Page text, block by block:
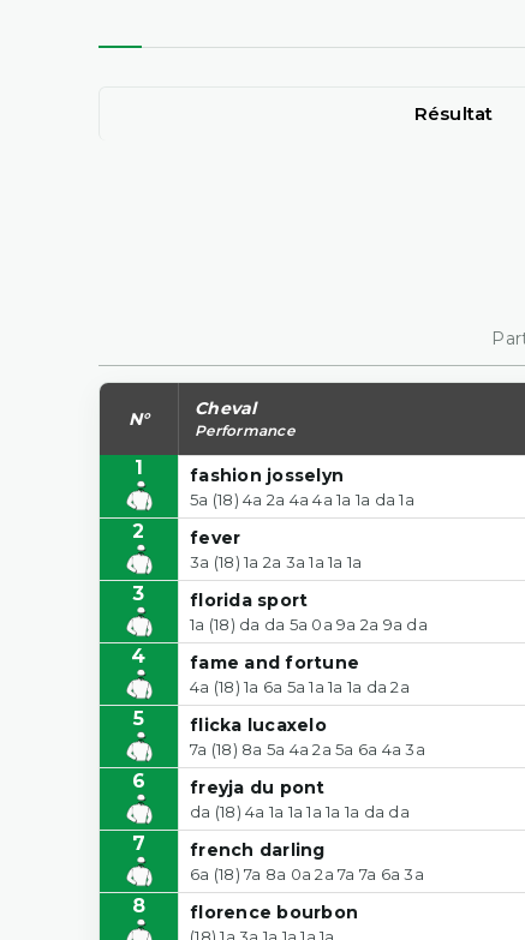
Résultat
N° Cheval
Performance
1 fashion josselyn
5a (18) 4a 2a 4a 4a 1a 1a da 1a
2 fever
3a (18) 1a 2a 3a 1a 1a 1a
3 florida sport
1a (18) da da 5a 0a 9a 2a 9a da
4 fame and fortune
4a (18) 1a 6a 5a 1a 1a 1a da 2a
5 flicka lucaxelo
7a (18) 8a 5a 4a 2a 5a 6a 4a 3a
6 freyja du pont
da (18) 4a 1a 1a 1a 1a 1a da da
7 french darling
6a (18) 7a 8a 0a 2a 7a 7a 6a 3a
8 florence bourbon